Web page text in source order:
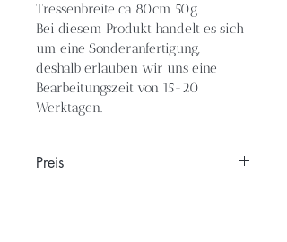
Tressenbreite ca 80cm 50g.
Bei diesem Produkt handelt es sich
um eine Sonderanfertigung,
deshalb erlauben wir uns eine
Bearbeitungszeit von 15-20
Werktagen.
Preis